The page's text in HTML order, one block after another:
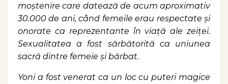
moștenire care datează de acum aproximativ
30.000 de ani, când femeile erau respectate și
onorate ca reprezentante în viață ale zeiței.
Sexualitatea a fost sărbătorită ca uniunea
sacră dintre femeie și bărbat.
Yoni a fost venerat ca un loc cu puteri magice